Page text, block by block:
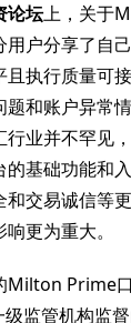
论坛上，关于
户分享了自
且执行质量可
题和账户异常
行业并不罕见
的基础功能和
和交易诚信等
更为重大。
Milton Prime
级监管机构监